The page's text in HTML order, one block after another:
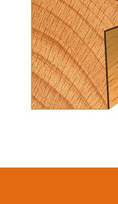
LAMES CIRCULAIRES